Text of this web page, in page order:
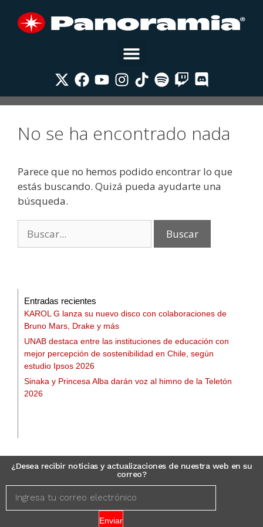
No se ha encontrado nada
Parece que no hemos podido encontrar lo que
estás buscando. Quizá pueda ayudarte una
búsqueda.
Entradas recientes
KAROL G lanza su nuevo disco con colaboraciones de
Bruno Mars, Drake y más
UNAB destaca entre las instituciones de educación con
mejor percepción de sostenibilidad en Chile, según
estudio Ipsos 2026
Sinaka y Princesa Alba darán voz al himno de la Teletón
2026
¿Desea recibir noticias y actualizaciones de nuestra web en su
correo?
Enviar